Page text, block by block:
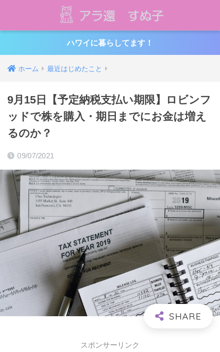
ハワイに暮らしてます！
ホーム 最近はじめたこと
9月15日【予定納税支払い期限】ロビンフ
ッドで株を購入・期日までにお金は増え
るのか？
09/07/2021
スポンサーリンク